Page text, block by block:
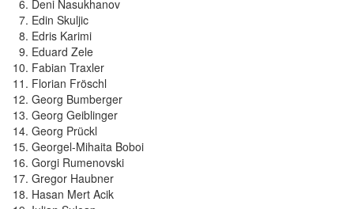
Deni Nasukhanov
Edin Skuljic
Edris Karimi
Eduard Zele
Fabian Traxler
Florian Fröschl
Georg Bumberger
Georg Geiblinger
Georg Prückl
Georgel-Mihaita Boboi
Gorgi Rumenovski
Gregor Haubner
Hasan Mert Acik